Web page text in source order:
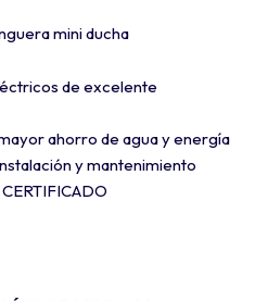
mini ducha
de excelente
ahorro de agua y energía
y mantenimiento